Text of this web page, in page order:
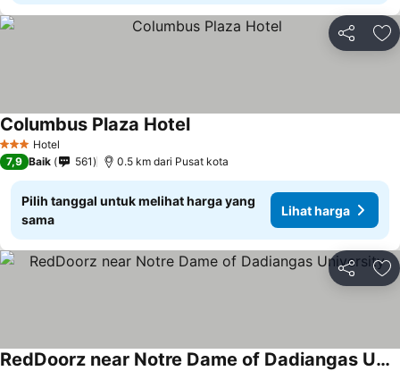
Bagikan
3 BintangHotel
Columbus Plaza Hotel
7,9 Baik 561 0.5 km dari Pusat kota
Pilih tanggal untuk melihat harga yang
sama
Lihat harga
Bagikan
RedDoorz near Notre Dame of Dadiangas University